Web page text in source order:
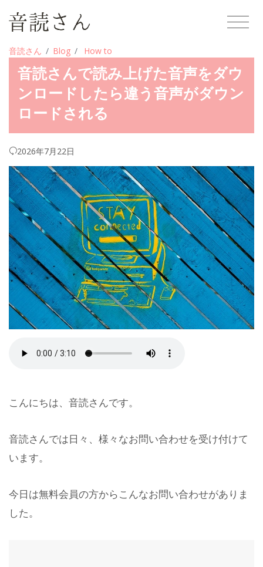
音読さん Blog How to
音読さんで読み上げた音声をダウ
ンロードしたら違う音声がダウン
ロードされる
2026年7月22日
こんにちは、音読さんです。
音読さんでは日々、様々なお問い合わせを受け付けて
います。
今日は無料会員の方からこんなお問い合わせがありま
した。